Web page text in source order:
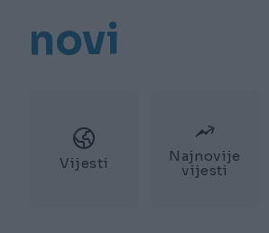
novi
Vijesti
Najnovije
vijesti